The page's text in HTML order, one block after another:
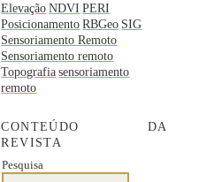
Elevação NDVI PERI
Posicionamento RBGeo SIG
Sensoriamento Remoto
Sensoriamento remoto
Topografia sensoriamento
remoto
CONTEÚDO DA
REVISTA
Pesquisa